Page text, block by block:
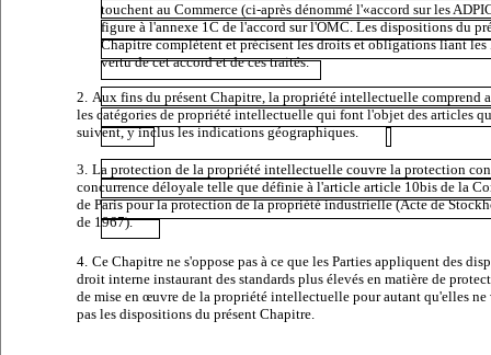
touchent au Commerce (ci-après dénommé l'«accord sur les
figure à l'annexe 1C de l'accord sur l'OMC. Les dispositions du
Chapitre complètent et précisent les droits et obligations liant les
vertu de cet accord et de ces traités.
2. Aux fins du présent Chapitre, la propriété intellectuelle comprend
les catégories de propriété intellectuelle qui font l'objet des articles
suivent, y inclus les indications géographiques.
3. La protection de la propriété intellectuelle couvre la protection
concurrence déloyale telle que définie à l'article article 10bis de la
de Paris pour la protection de la propriété industrielle(Acte de
de 1967).
4. Ce Chapitre ne s'oppose pas à ce que les Parties appliquent des
droit interne instaurant des standards plus élevés en matière de
de mise en œuvre de la propriété intellectuelle pour autant qu'elles
pas les dispositions du présent Chapitre.